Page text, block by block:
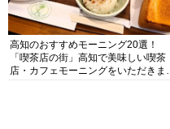
高知のおすすめモーニング20選！
「喫茶店の街」高知で美味しい喫茶
店・カフェモーニングをいただきま